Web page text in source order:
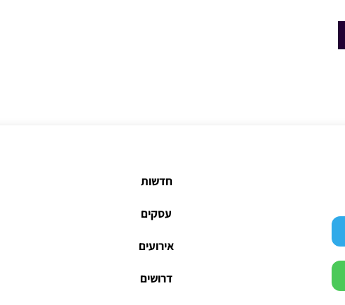
חדשות
עסקים
אירועים
דרושים